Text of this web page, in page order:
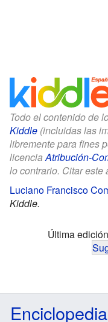
Todo el contenido de
Kiddle (incluidas las
libremente para fines
licenciaAtribución-
lo contrario. Citar este
Luciano Francisco
Kiddle.
Última